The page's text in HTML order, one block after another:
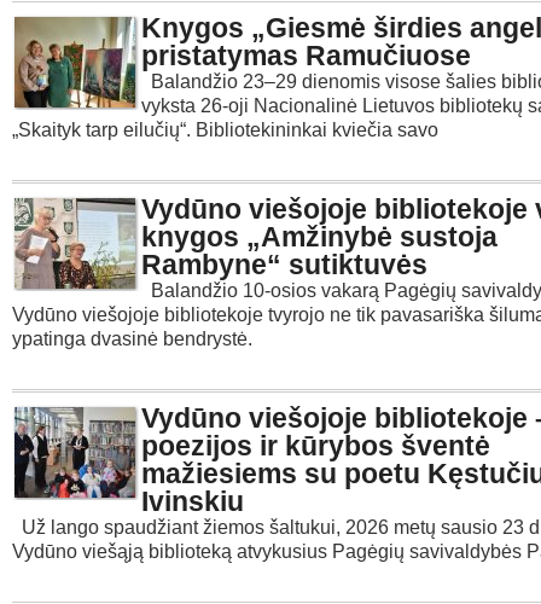
Knygos „Giesmė širdies
pristatymas Ramučiuose
Balandžio 23–29 dienomis visose šalies
vyksta 26-oji Nacionalinė Lietuvos bibliotekų
„Skaityk tarp eilučių“. Bibliotekininkai kviečia savo
Vydūno viešojoje bibliotekoje
knygos „Amžinybė sustoja
Rambyne“ sutiktuvės
Balandžio 10-osios vakarą Pagėgių
Vydūno viešojoje bibliotekoje tvyrojo ne tik pavasariška
ypatinga dvasinė bendrystė.
Vydūno viešojoje bibliotekoje
poezijos ir kūrybos šventė
mažiesiems su poetu
Ivinskiu
Už lango spaudžiant žiemos šaltukui, 2026 metų sausio 23
Vydūno viešąją biblioteką atvykusius Pagėgių savivaldybės